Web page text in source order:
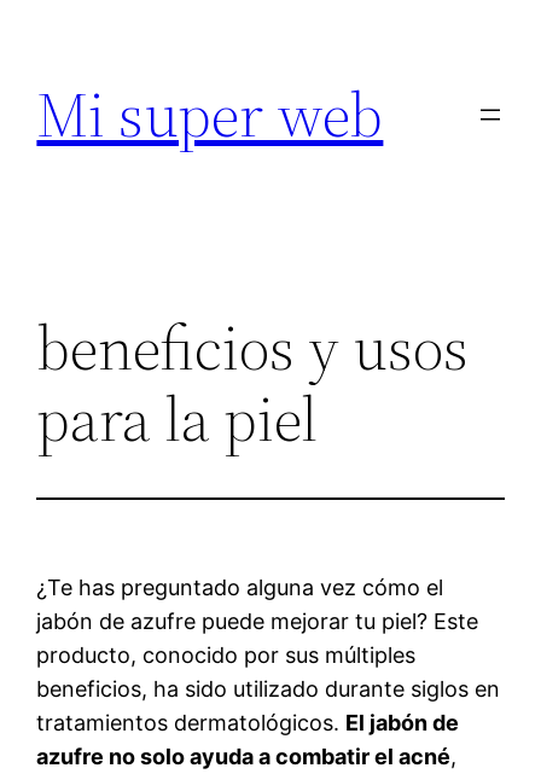
contenido
Mi super web
beneficios y usos
para la piel
¿Te has preguntado alguna vez cómo el
jabón de azufre puede mejorar tu piel? Este
producto, conocido por sus múltiples
beneficios, ha sido utilizado durante siglos en
tratamientos dermatológicos. El jabón de
azufre no solo ayuda a combatir el acné,